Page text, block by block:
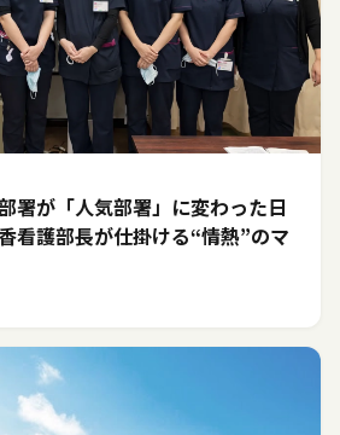
署が「人気部署」に変わった日――
看護部長が仕掛ける“情熱”のマ